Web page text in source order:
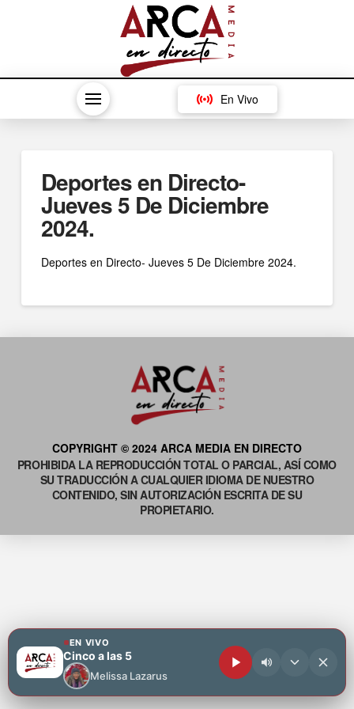
En Vivo
Deportes en Directo-
Jueves 5 De Diciembre
2024.
Deportes en Directo- Jueves 5 De Diciembre 2024.
COPYRIGHT © 2024 ARCA MEDIA EN DIRECTO
PROHIBIDA LA REPRODUCCIÓN TOTAL O PARCIAL, ASÍ COMO
SU TRADUCCIÓN A CUALQUIER IDIOMA DE NUESTRO
CONTENIDO, SIN AUTORIZACIÓN ESCRITA DE SU
PROPIETARIO.
EN VIVO
Cinco a las 5
Melissa Lazarus